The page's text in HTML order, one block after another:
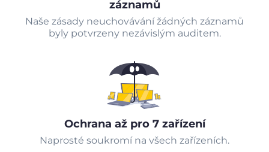
záznamů
Naše zásady neuchovávání žádných záznamů
byly potvrzeny nezávislým auditem.
Ochrana až pro 7 zařízení
Naprosté soukromí na všech zařízeních.